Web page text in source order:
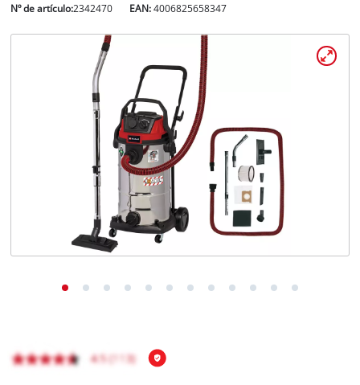
Nº de artículo:2342470 EAN:4006825658347